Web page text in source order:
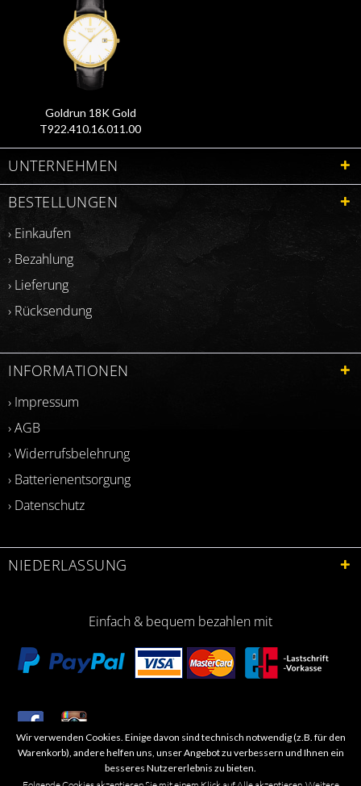
Goldrun 18K Gold
T922.410.16.011.00
UNTERNEHMEN
BESTELLUNGEN
› Einkaufen
› Bezahlung
› Lieferung
› Rücksendung
INFORMATIONEN
› Impressum
› AGB
› Widerrufsbelehrung
› Batterienentsorgung
› Datenschutz
NIEDERLASSUNG
Einfach & bequem bezahlen mit
​Letzte Aktualisierung: 06.2026
Wir verwenden Cookies. Einige davon sind technisch notwendig (z.B. für den
Warenkorb), andere helfen uns, unser Angebot zu verbessern und Ihnen ein
besseres Nutzererlebnis zu bieten.